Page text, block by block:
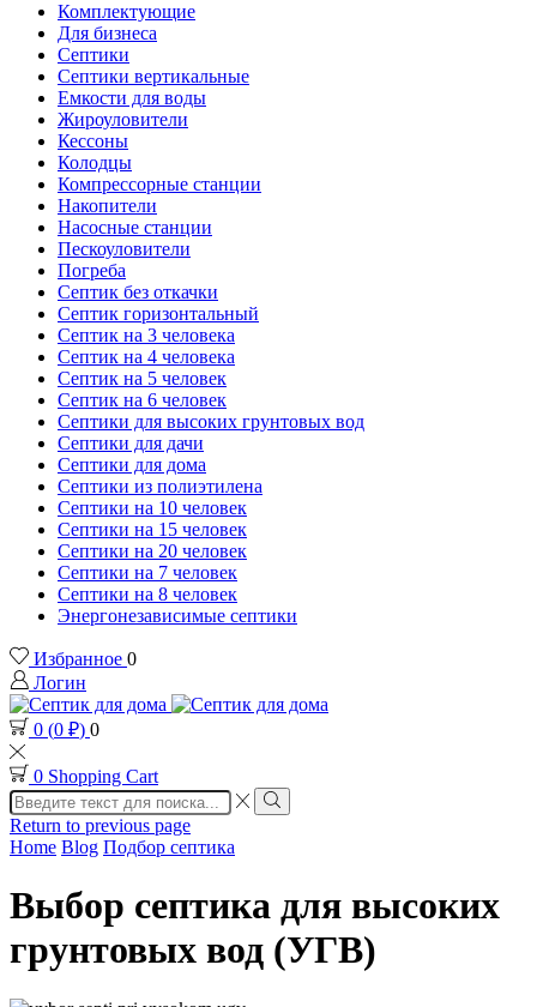
Комплектующие
Для бизнеса
Септики
Септики вертикальные
Емкости для воды
Жироуловители
Кессоны
Колодцы
Компрессорные станции
Накопители
Насосные станции
Пескоуловители
Погреба
Септик без откачки
Септик горизонтальный
Септик на 3 человека
Септик на 4 человека
Септик на 5 человек
Септик на 6 человек
Септики для высоких грунтовых вод
Септики для дачи
Септики для дома
Септики из полиэтилена
Септики на 10 человек
Септики на 15 человек
Септики на 20 человек
Септики на 7 человек
Септики на 8 человек
Энергонезависимые септики
Избранное 0
Логин
0 (0 ₽) 0
0 Shopping Cart
Search
input
Search
Return to previous page
Home Blog Подбор септика
Выбор септика для высоких
грунтовых вод (УГВ)